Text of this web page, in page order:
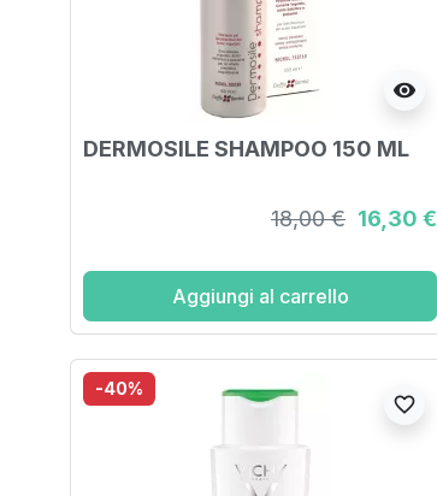
visibility
DERMOSILE SHAMPOO 150 ML
18,00 € 16,30 €
Aggiungi al carrello
-40%
favorite_border